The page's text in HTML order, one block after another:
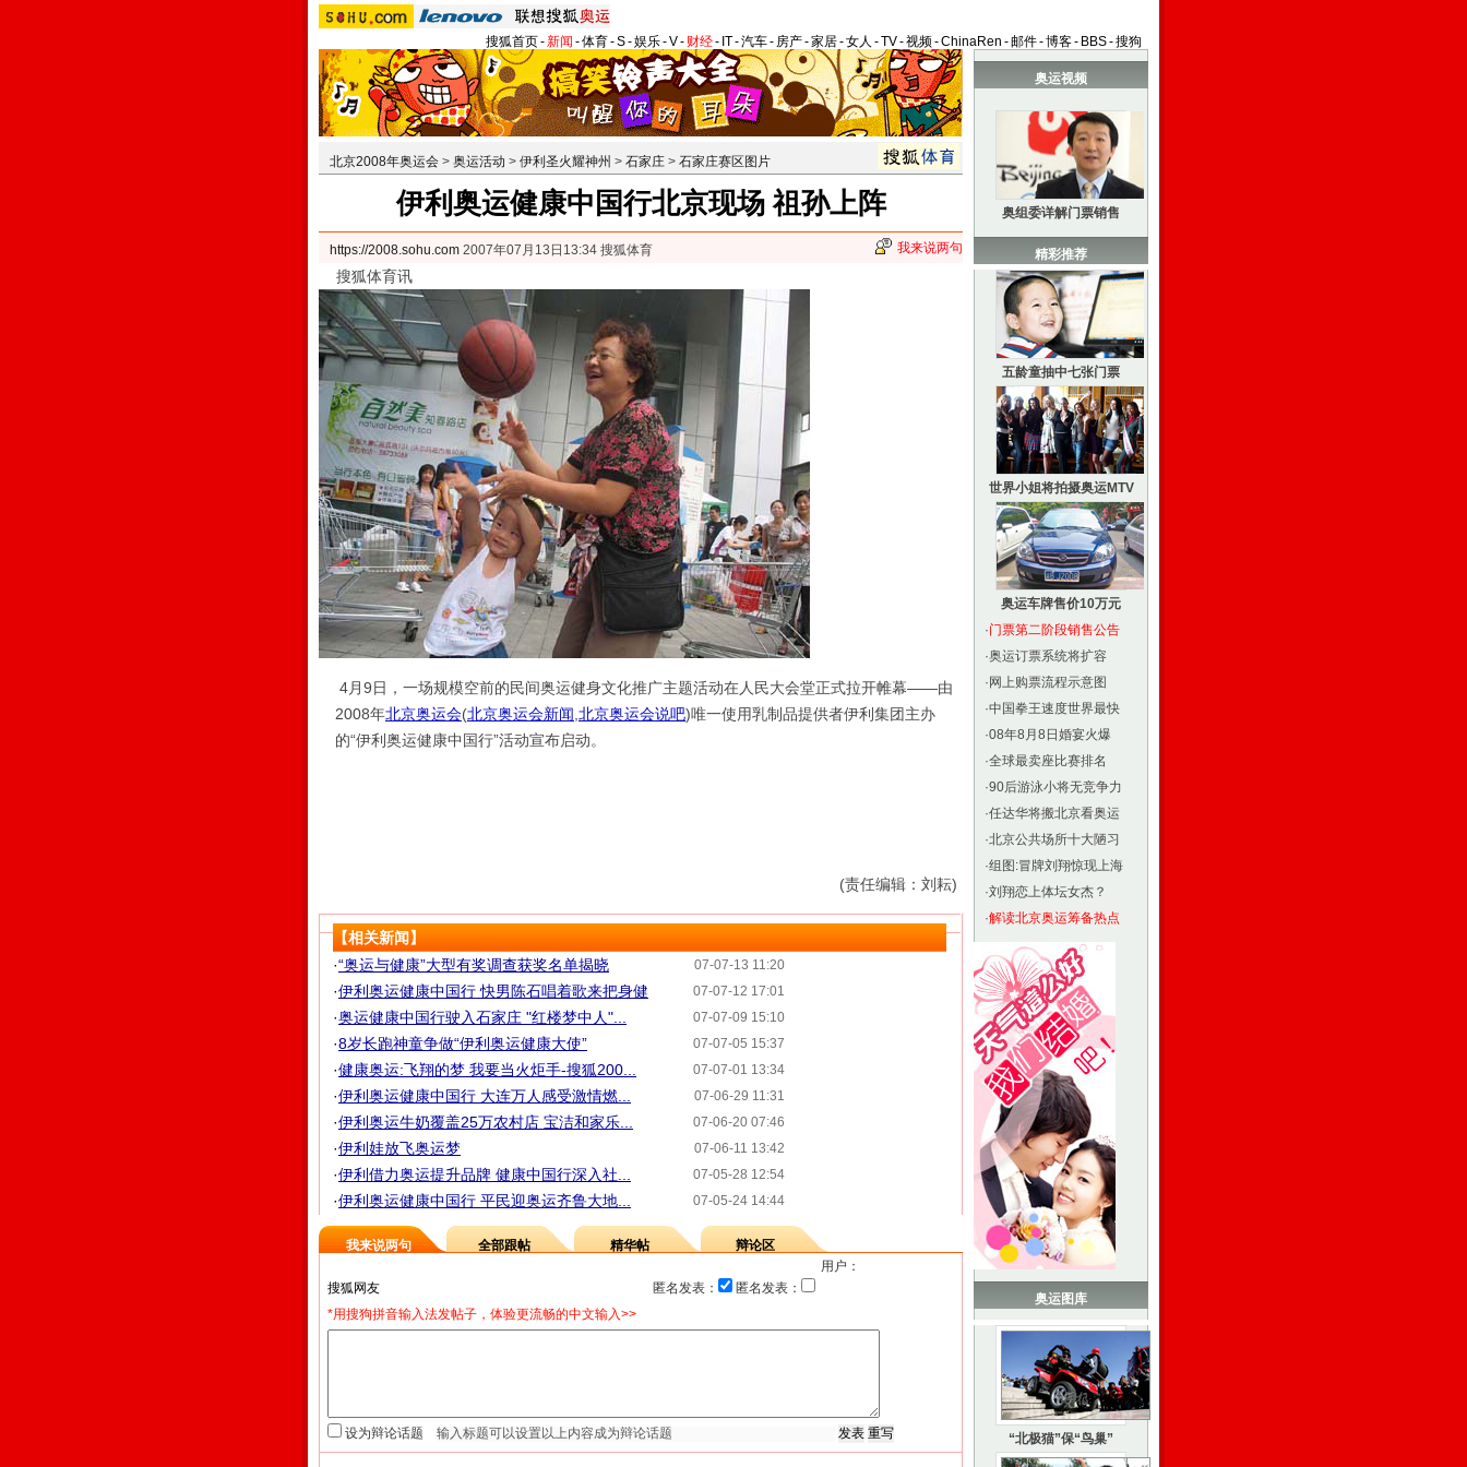
搜狐首页-新闻 -体育-S-娱乐-V- 财经- IT-汽车- 房产-家居-女人 -TV-视频-ChinaRen -邮件-博客- BBS-搜狗
北京2008年奥运会 > 奥运活动 > 伊利圣火耀神州 > 石家庄 > 石家庄赛区图片
伊利奥运健康中国行北京现场 祖孙上阵
https://2008.sohu.com 2007年07月13日13:34 搜狐体育 我来说两句
搜狐体育讯
4月9日，一场规模空前的民间奥运健身文化推广主题活动在人民大会堂正式拉开帷幕——由
2008年北京奥运会(北京奥运会新闻 北京奥运会说吧)唯一使用乳制品提供者伊利集团主办
的“伊利奥运健康中国行”活动宣布启动。
(责任编辑：刘耘)
【相关新闻】
07-07-13 11:20
·“奥运与健康”大型有奖调查获奖名单揭晓
07-07-12 17:01
·伊利奥运健康中国行 快男陈石唱着歌来把身健
07-07-09 15:10
·奥运健康中国行驶入石家庄 "红楼梦中人"...
07-07-05 15:37
·8岁长跑神童争做“伊利奥运健康大使”
07-07-01 13:34
·健康奥运:飞翔的梦 我要当火炬手-搜狐200...
07-06-29 11:31
·伊利奥运健康中国行 大连万人感受激情燃...
07-06-20 07:46
·伊利奥运牛奶覆盖25万农村店 宝洁和家乐...
07-06-11 13:42
·伊利娃放飞奥运梦
07-05-28 12:54
·伊利借力奥运提升品牌 健康中国行深入社...
07-05-24 14:44
·伊利奥运健康中国行 平民迎奥运齐鲁大地...
我来说两句 全部跟帖 精华帖
辩论区
用户：
匿名发表：
匿名发表：
*用搜狗拼音输入法发帖子，体验更流畅的中文输入>>
设为辩论话题
奥运视频
奥组委详解门票销售
精彩推荐
五龄童抽中七张门票
世界小姐将拍摄奥运MTV
奥运车牌售价10万元
·门票第二阶段销售公告
·奥运订票系统将扩容
· 网上购票流程示意图
·中国拳王速度世界最快
·08年8月8日婚宴火爆
·全球最卖座比赛排名
·90后游泳小将无竞争力
·任达华将搬北京看奥运
·北京公共场所十大陋习
·组图:冒牌刘翔惊现上海
·刘翔恋上体坛女杰？
·解读北京奥运筹备热点
奥运图库
“北极猫”保“鸟巢”